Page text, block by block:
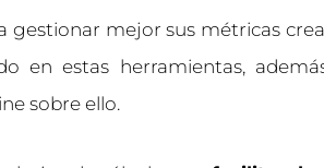
gestionar mejor sus métricas
en estas herramientas,
sobre ello.